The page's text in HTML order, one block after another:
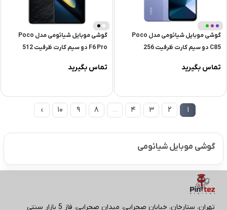
گوشی موبایل شیائومی مدل Poco
C85 دو سیم کارت ظرفیت 256
تماس بگیرید
گوشی موبایل شیائومی مدل Poco
F6 Pro دو سیم کارت ظرفیت 512
تماس بگیرید
1
2
3
4
…
8
9
10
›
گوشی موبایل شیائومی
تهران، ستارخان، خیابان صحرایی، میدان صحرایی، فاز 5 بازار سنتی